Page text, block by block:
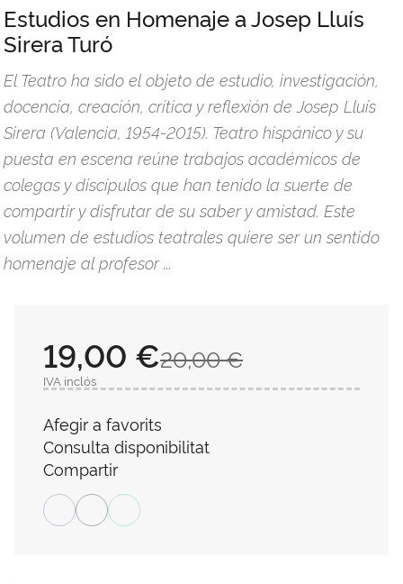
Estudios en Homenaje a Josep Lluís
Sirera Turó
El Teatro ha sido el objeto de estudio, investigación,
docencia, creación, crítica y reflexión de Josep Lluís
Sirera (Valencia, 1954-2015). Teatro hispánico y su
puesta en escena reúne trabajos académicos de
colegas y discípulos que han tenido la suerte de
compartir y disfrutar de su saber y amistad. Este
volumen de estudios teatrales quiere ser un sentido
homenaje al profesor ...
20,00 €
19,00 €
IVA inclós
Afegir a favorits
Consulta disponibilitat
Compartir